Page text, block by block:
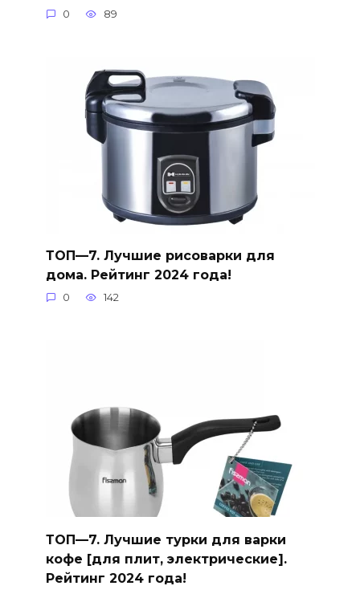
0 89
ТОП—7. Лучшие рисоварки для
дома. Рейтинг 2024 года!
0 142
ТОП—7. Лучшие турки для варки
кофе [для плит, электрические].
Рейтинг 2024 года!